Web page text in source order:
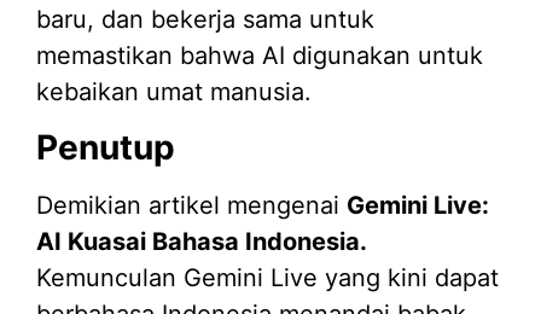
baru, dan bekerja sama untuk
memastikan bahwa AI digunakan untuk
kebaikan umat manusia.
Penutup
Demikian artikel mengenai Gemini Live:
AI Kuasai Bahasa Indonesia.
Kemunculan Gemini Live yang kini dapat